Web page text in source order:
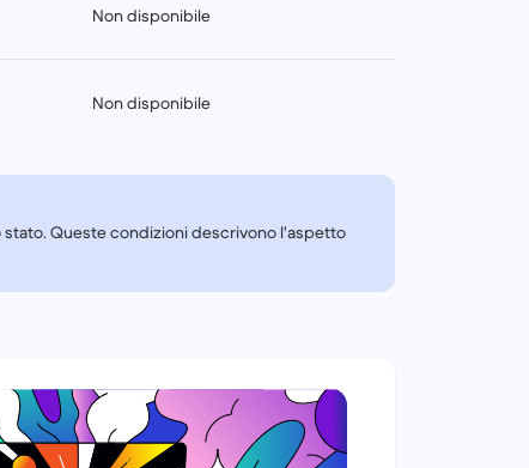
Non disponibile
Non disponibile
Queste condizioni descrivono l'aspetto